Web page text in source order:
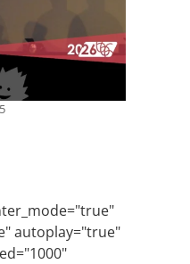
autoplay="true"